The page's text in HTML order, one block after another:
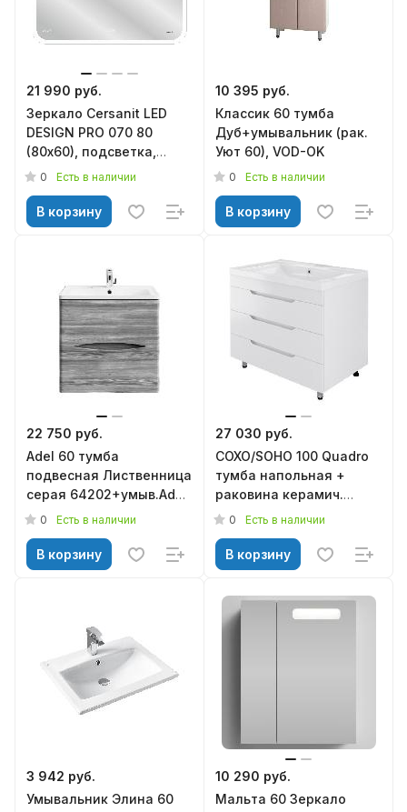
21 990 руб.
Зеркало Cersanit LED
DESIGN PRO 070 80
(80х60), подсветка,
диммер, bluetooth,
0 Есть в наличии
В корзину
10 395 руб.
Классик 60 тумба
Дуб+умывальник (рак.
Уют 60), VOD-OK
0 Есть в наличии
В корзину
22 750 руб.
Adel 60 тумба
подвесная Лиственница
серая 64202+умыв.Adel
60, VOD-OK
0 Есть в наличии
В корзину
27 030 руб.
СОХО/SOHO 100 Quadro
тумба напольная +
раковина керамич.
ДИП/DEEP-100, MIRSANT
0 Есть в наличии
В корзину
3 942 руб.
Умывальник Элина 60
10 290 руб.
Мальта 60 Зеркало